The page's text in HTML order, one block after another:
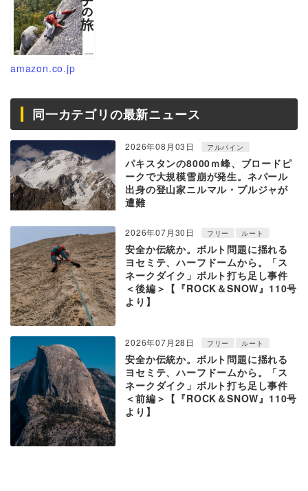
amazon.co.jp
同一カテゴリの最新ニュース
2026年08月03日 アルパイン
パキスタンの8000ｍ峰、ブロードピ
ークで大規模雪崩が発生。ネパール
出身の登山家ニルマル・プルジャが
遭難
2026年07月30日 フリー ルート
安全か伝統か。ボルト問題に揺れる
ヨセミテ、ハーフドームから。「ス
ネークダイク」ボルト打ち足し事件
＜後編＞【『ROCK＆SNOW』110号
より】
2026年07月28日 フリー ルート
安全か伝統か。ボルト問題に揺れる
ヨセミテ、ハーフドームから。「ス
ネークダイク」ボルト打ち足し事件
＜前編＞【『ROCK＆SNOW』110号
より】